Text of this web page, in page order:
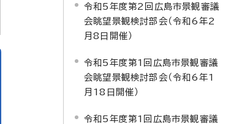
令和5年度第2回広島市景観審議
会眺望景観検討部会（令和6年2
月8日開催）
令和5年度第1回広島市景観審議
会眺望景観検討部会（令和6年1
月18日開催）
令和5年度第1回広島市景観審議